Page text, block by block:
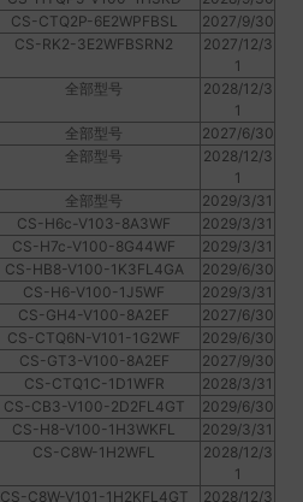
CS-CTQ2P-6E2WPFBSL
2027/9/30
CS-RK2-3E2WFBSRN2
2027/12/3
1
全部型号
2028/12/3
1
全部型号
2027/6/30
全部型号
2028/12/3
1
全部型号
2029/3/31
CS-H6c-V103-8A3WF
2029/3/31
CS-H7c-V100-8G44WF
2029/3/31
CS-HB8-V100-1K3FL4GA
2029/6/30
CS-H6-V100-1J5WF
2029/3/31
CS-GH4-V100-8A2EF
2027/6/30
CS-CTQ6N-V101-1G2WF
2029/6/30
CS-GT3-V100-8A2EF
2027/9/30
CS-CTQ1C-1D1WFR
2028/3/31
CS-CB3-V100-2D2FL4GT
2029/6/30
CS-H8-V100-1H3WKFL
2029/3/31
CS-C8W-1H2WFL
2028/12/3
1
CS-C8W-V101-1H2KFL4GT
2028/12/3